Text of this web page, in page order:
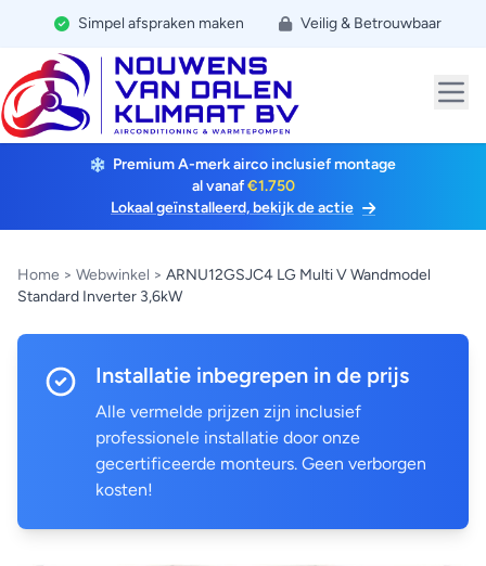
Simpel afspraken maken Veilig & Betrouwbaar
Premium A-merk airco inclusief montage
al vanaf€1.750
Lokaal geïnstalleerd, bekijk de actie
Home > Webwinkel > ARNU12GSJC4 LG Multi V Wandmodel
Standard Inverter 3,6kW
Installatie inbegrepen in de prijs
Alle vermelde prijzen zijn inclusief
professionele installatie door onze
gecertificeerde monteurs. Geen verborgen
kosten!